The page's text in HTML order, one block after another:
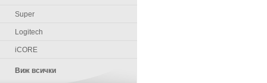
Super
Logitech
iCORE
Виж всички